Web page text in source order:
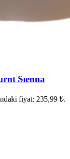
Sıenna
fiyat: 235,99 ₺.